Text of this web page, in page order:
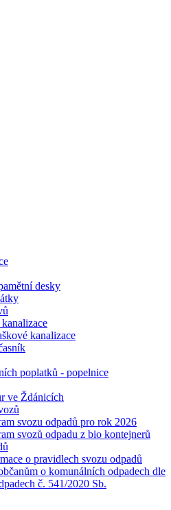
desky
kanalizace
poplatků - popelnice
ve Ždánicích
svozu odpadů pro rok 2026
svozů odpadu z bio kontejnerů
o pravidlech svozu odpadů
o komunálních odpadech dle
č. 541/2020 Sb.